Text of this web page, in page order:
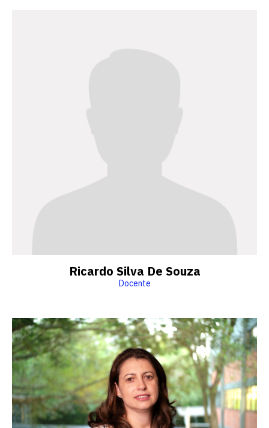
Ricardo Silva De Souza
Docente